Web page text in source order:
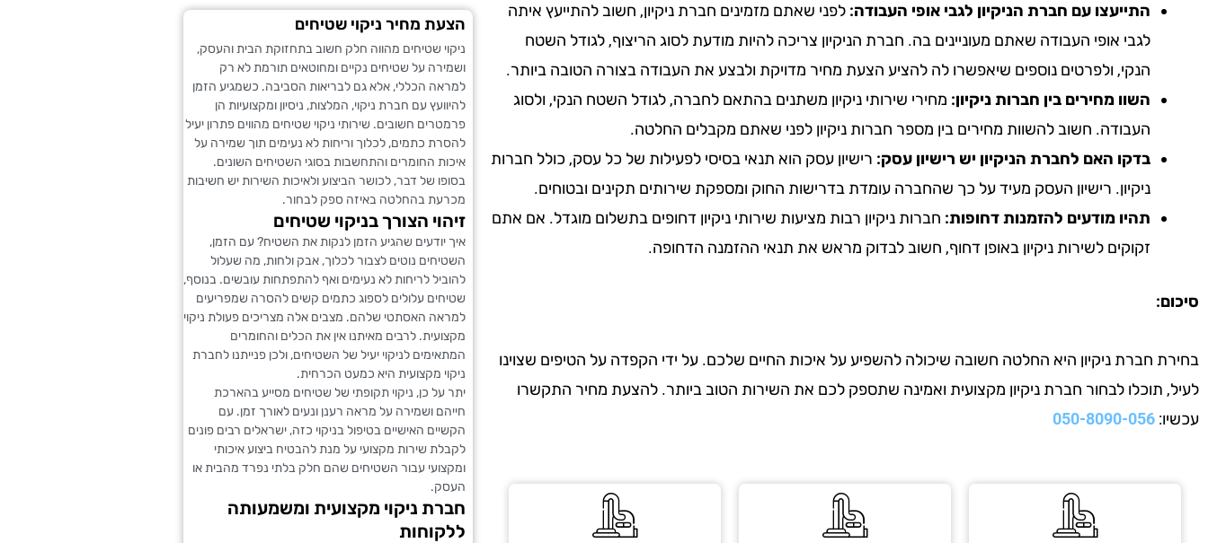
התייעצו עם חברת הניקיון לגבי אופי העבודה: לפני שאתם מזמינים חברת ניקיון, חשוב להתייעץ איתה
לגבי אופי העבודה שאתם מעוניינים בה. חברת הניקיון צריכה להיות מודעת לסוג הריצוף, לגודל השטח
הנקי, ולפרטים נוספים שיאפשרו לה להציע הצעת מחיר מדויקת ולבצע את העבודה בצורה הטובה ביותר.
השוו מחירים בין חברות ניקיון: מחירי שירותי ניקיון משתנים בהתאם לחברה, לגודל השטח הנקי, ולסוג
העבודה. חשוב להשוות מחירים בין מספר חברות ניקיון לפני שאתם מקבלים החלטה.
בדקו האם לחברת הניקיון יש רישיון עסק: רישיון עסק הוא תנאי בסיסי לפעילות של כל עסק, כולל חברות
ניקיון. רישיון העסק מעיד על כך שהחברה עומדת בדרישות החוק ומספקת שירותים תקינים ובטוחים.
תהיו מודעים להזמנות דחופות: חברות ניקיון רבות מציעות שירותי ניקיון דחופים בתשלום מוגדל. אם אתם
זקוקים לשירות ניקיון באופן דחוף, חשוב לבדוק מראש את תנאי ההזמנה הדחופה.
סיכום:
בחירת חברת ניקיון היא החלטה חשובה שיכולה להשפיע על איכות החיים שלכם. על ידי הקפדה על הטיפים שצוינו
לעיל, תוכלו לבחור חברת ניקיון מקצועית ואמינה שתספק לכם את השירות הטוב ביותר. להצעת מחיר התקשרו
עכשיו:
הצעת מחיר ניקוי שטיחים
ניקוי שטיחים מהווה חלק חשוב בתחזוקת הבית והעסק,
ושמירה על שטיחים נקיים ומחוטאים תורמת לא רק
למראה הכללי, אלא גם לבריאות הסביבה. כשמגיע הזמן
להיוועץ עם חברת ניקוי, המלצות, ניסיון ומקצועיות הן
פרמטרים חשובים. שירותי ניקוי שטיחים מהווים פתרון יעיל
להסרת כתמים, לכלוך וריחות לא נעימים תוך שמירה על
איכות החומרים והתחשבות בסוגי השטיחים השונים.
בסופו של דבר, לכושר הביצוע ולאיכות השירות יש חשיבות
מכרעת בהחלטה באיזה ספק לבחור.
זיהוי הצורך בניקוי שטיחים
איך יודעים שהגיע הזמן לנקות את השטיח? עם הזמן,
השטיחים נוטים לצבור לכלוך, אבק ולחות, מה שעלול
להוביל לריחות לא נעימים ואף להתפתחות עובשים. בנוסף,
שטיחים עלולים לספוג כתמים קשים להסרה שמפריעים
למראה האסתטי שלהם. מצבים אלה מצריכים פעולת ניקוי
מקצועית. לרבים מאיתנו אין את הכלים והחומרים
המתאימים לניקוי יעיל של השטיחים, ולכן פנייתנו לחברת
ניקוי מקצועית היא כמעט הכרחית.
יתר על כן, ניקוי תקופתי של שטיחים מסייע בהארכת
חייהם ושמירה על מראה רענן ונעים לאורך זמן. עם
הקשיים האישיים בטיפול בניקוי כזה, ישראלים רבים פונים
לקבלת שירות מקצועי על מנת להבטיח ביצוע איכותי
ומקצועי עבור השטיחים שהם חלק בלתי נפרד מהבית או
העסק.
חברת ניקוי מקצועית ומשמעותה
ללקוחות